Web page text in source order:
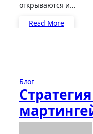
открываются и…
Read More
Блог
лимитом